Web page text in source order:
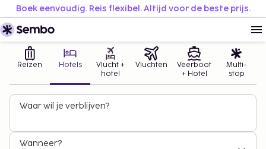
Boek eenvoudig. Reis flexibel. Altijd voor de beste prijs.
Reizen Hotels
Vlucht +
hotel
Vluchten
Veerboot
+ Hotel
Multi-
stop
Waar wil je verblijven?
Wanneer?